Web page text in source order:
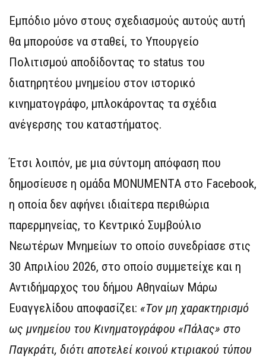
Εμπόδιο μόνο στους σχεδιασμούς αυτούς αυτή
θα μπορούσε να σταθεί, το Υπουργείο
Πολιτισμού αποδίδοντας το status του
διατηρητέου μνημείου στον ιστορικό
κινηματογράφο, μπλοκάροντας τα σχέδια
ανέγερσης του καταστήματος.
Έτσι λοιπόν, με μια σύντομη απόφαση που
δημοσίευσε η ομάδα MONUMENTA στο Facebook,
η οποία δεν αφήνει ιδιαίτερα περιθώρια
παρερμηνείας, το Κεντρικό Συμβούλιο
Νεωτέρων Μνημείων το οποίο συνεδρίασε στις
30 Απριλίου 2026, στο οποίο συμμετείχε και η
Αντιδήμαρχος του δήμου Αθηναίων Μάρω
Ευαγγελίδου αποφασίζει: «Τον μη χαρακτηρισμό
ως μνημείου του Κινηματογράφου «Πάλας» στο
Παγκράτι, διότι αποτελεί κοινού κτιριακού τύπου